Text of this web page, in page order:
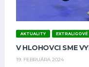
AKTUALITY
V HLOHOVCI SME
19. FEBRUÁRA 2024